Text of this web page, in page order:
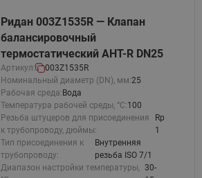
Ридан 003Z1535R — Клапан
балансировочный
термостатический AHT-R DN25
Артикул:
003Z1535R
Номинальный диаметр (DN), мм:25
Рабочая среда: Вода
Температура рабочей среды, °С:100
Резьба штуцеров для присоединения
к трубопроводу, дюймы:
Rp
1
Тип присоединения к
трубопроводу:
Внутренняя
резьба ISO 7/1
Диапазон настройки температуры, 30-